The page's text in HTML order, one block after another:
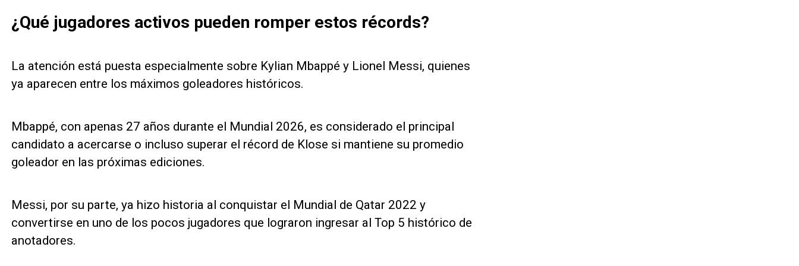
¿Qué jugadores activos pueden romper estos récords?
La atención está puesta especialmente sobre Kylian Mbappé y Lionel Messi, quienes
ya aparecen entre los máximos goleadores históricos.
Mbappé, con apenas 27 años durante el Mundial 2026, es considerado el principal
candidato a acercarse o incluso superar el récord de Klose si mantiene su promedio
goleador en las próximas ediciones.
Messi, por su parte, ya hizo historia al conquistar el Mundial de Qatar 2022 y
convertirse en uno de los pocos jugadores que lograron ingresar al Top 5 histórico de
anotadores.